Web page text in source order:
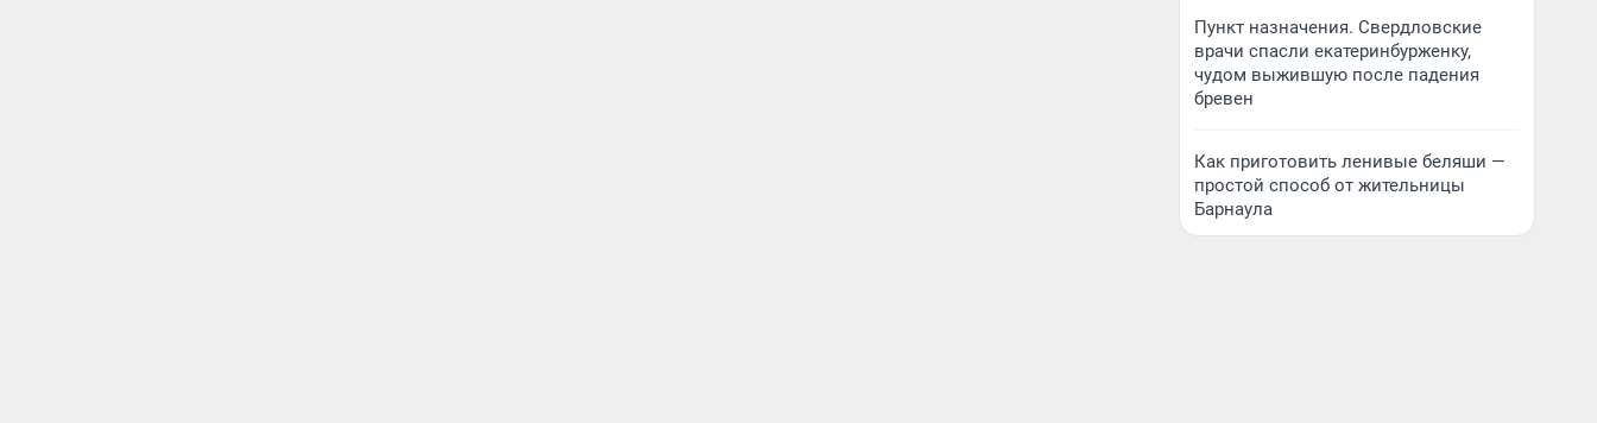
Пункт назначения. Свердловские
врачи спасли екатеринбурженку,
чудом выжившую после падения
бревен
Как приготовить ленивые беляши —
простой способ от жительницы
Барнаула